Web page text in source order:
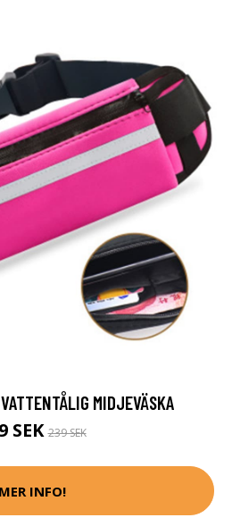
MIDJEVÄSKA
SEK239 SEK
MER INFO!